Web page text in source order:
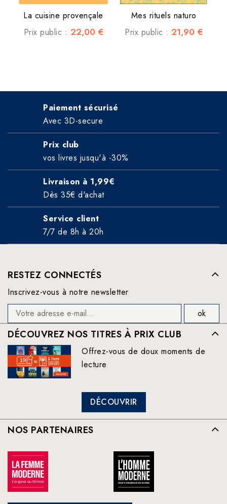
La cuisine provençale
Prix public : 22,00 €
Mes rituels naturo
Prix public : 21,90 €
Paiement sécurisé
Avec 3D-secure
Prix club
vos livres jusqu'à -30%
Livraison à 1,99€
Dès 35€ d'achat
Service client
7/7 de 8h à 20h
RESTEZ CONNECTÉS
Inscrivez-vous à notre newsletter
DÉCOUVREZ NOS TITRES À PRIX CLUB
Offrez-vous de doux moments de
lecture
DÉCOUVRIR
NOS PARTENAIRES